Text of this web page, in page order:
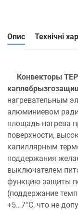
Опис Технічні
Конвекторы
нагревательным
алюминиевом
площадь нагрева
поверхности,
капиллярным
поддержания
выключателем
функцию защиты
(поддержание
+5…7°С, что не